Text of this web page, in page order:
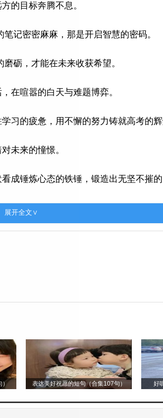
的目标奔腾不息。
记密密麻麻，那是开启智慧的密码。
砺，才能在未来收获希望。
在喧嚣的白天与难题博弈。
习的疲惫，用不懈的努力铸就高考的辉
未来的憧憬。
成锤炼心态的铁锤，锻造出无坚不摧的
盏灯火，陪伴着奋斗的身影。
。
生的机会。
丽的篇章。
登高峰，无畏险阻。
纸张，记录成长的轨迹。
展开全文∨
） 表达美好祝愿的短句（合集107句） 好